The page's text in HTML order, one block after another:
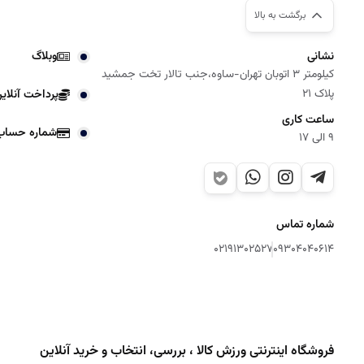
تی شرت
ورزش
به‌ویژه برای
مصارف
برگشت به بالا
نشانی
کیلومتر 3 اتوبان تهران-ساوه،جنب تالار تخت جمشید
پلاک 21
ساعت کاری
9 الی 17
شماره تماس
09304040614
02191302527
وبلاگ
پرداخت
شماره
فروشگاه اینترنتی ورزش کالا ، بررسی، انتخاب و خرید آنلاین